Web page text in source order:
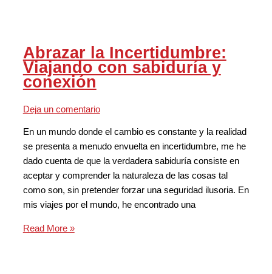
Abrazar la Incertidumbre:
Viajando con sabiduría y
conexión
Deja un comentario
En un mundo donde el cambio es constante y la realidad
se presenta a menudo envuelta en incertidumbre, me he
dado cuenta de que la verdadera sabiduría consiste en
aceptar y comprender la naturaleza de las cosas tal
como son, sin pretender forzar una seguridad ilusoria. En
mis viajes por el mundo, he encontrado una
Read More »